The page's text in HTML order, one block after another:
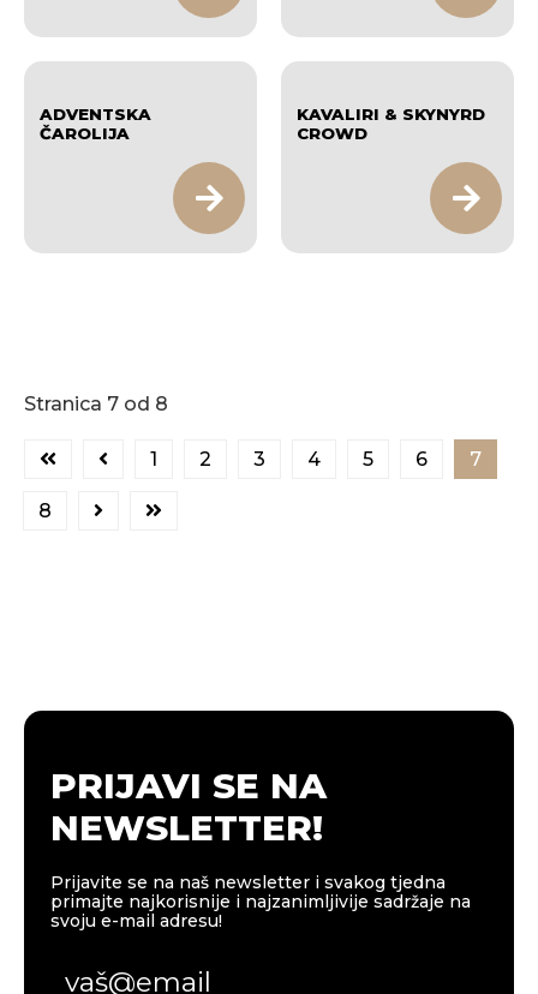
ADVENTSKA
ČAROLIJA
KAVALIRI & SKYNYRD
CROWD
Stranica 7 od 8
1 2 3 4 5 6 7
8
PRIJAVI SE NA
NEWSLETTER!
Prijavite se na naš newsletter i svakog tjedna
primajte najkorisnije i najzanimljivije sadržaje na
svoju e-mail adresu!